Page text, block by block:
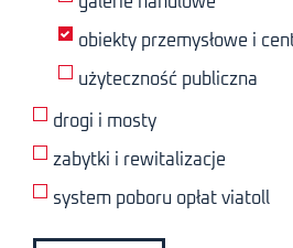
obiekty przemysłowe i
użyteczność publiczna
drogi i mosty
zabytki i rewitalizacje
system poboru opłat viatoll